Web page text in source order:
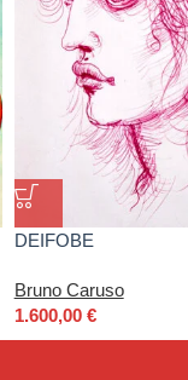
DEIFOBE
Bruno Caruso
1.600,00 €